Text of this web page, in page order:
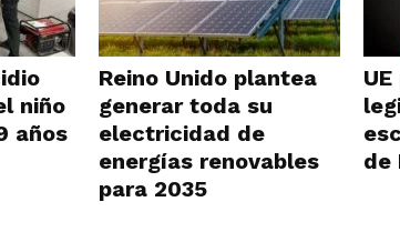
niño
años
Reino Unido plantea
generar toda su
electricidad de
energías renovables
para 2035
de